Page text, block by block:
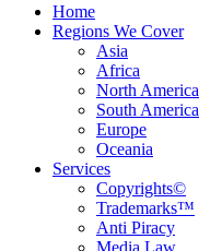
Home
Regions We Cover
Asia
Africa
North America
South America
Europe
Oceania
Services
Copyrights©
Trademarks™
Anti Piracy
Media Law